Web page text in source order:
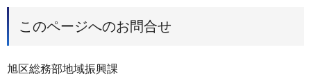
このページへのお問合せ
旭区総務部地域振興課